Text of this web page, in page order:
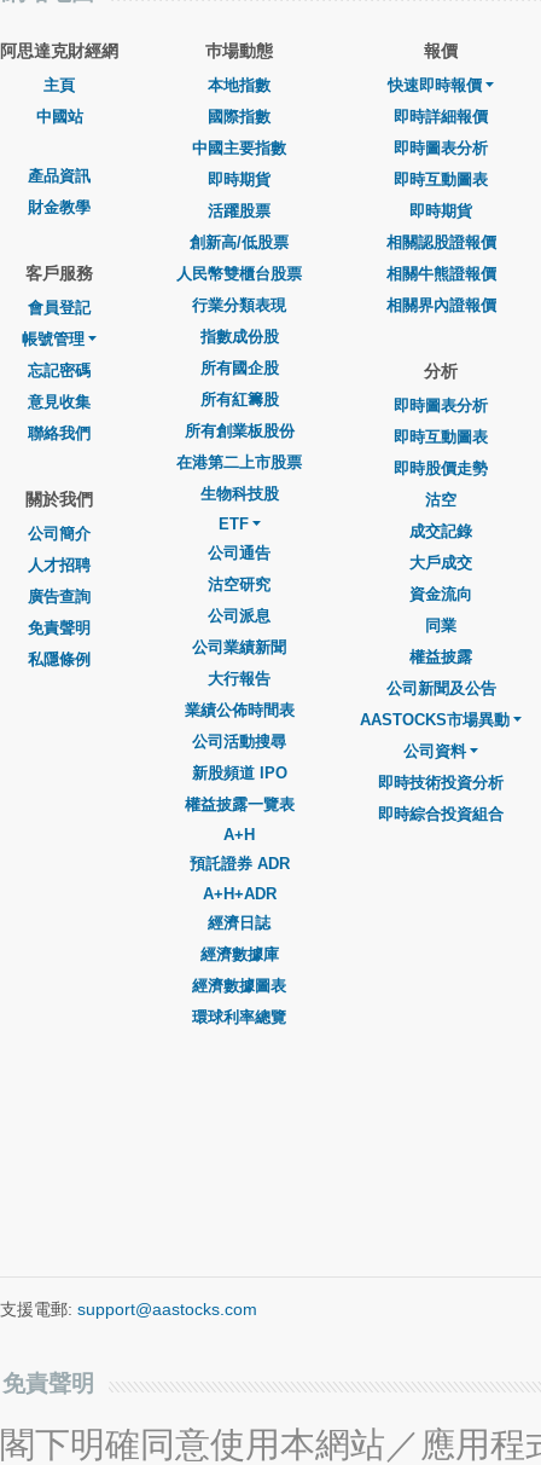
阿思達克財經網
主頁
中國站
產品資訊
財金教學
客戶服務
會員登記
帳號管理
忘記密碼
意見收集
聯絡我們
關於我們
公司簡介
人才招聘
廣告查詢
免責聲明
私隱條例
巿場動態
本地指數
國際指數
中國主要指數
即時期貨
活躍股票
創新高/低股票
人民幣雙櫃台股票
行業分類表現
指數成份股
所有國企股
所有紅籌股
所有創業板股份
在港第二上市股票
生物科技股
ETF
公司通告
沽空研究
公司派息
公司業績新聞
大行報告
業績公佈時間表
公司活動搜尋
新股頻道 IPO
權益披露一覽表
A+H
預託證券 ADR
A+H+ADR
經濟日誌
經濟數據庫
經濟數據圖表
環球利率總覽
報價
快速即時報價
即時詳細報價
即時圖表分析
即時互動圖表
即時期貨
相關認股證報價
相關牛熊證報價
相關界內證報價
分析
即時圖表分析
即時互動圖表
即時股價走勢
沽空
成交記錄
大戶成交
資金流向
同業
權益披露
公司新聞及公告
AASTOCKS市場異動
公司資料
即時技術投資分析
即時綜合投資組合
支援電郵: support@aastocks.com
免責聲明
閣下明確同意使用本網站／應用